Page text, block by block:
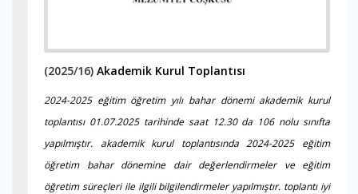
(2025/16) Akademik Kurul Toplantısı
2024-2025 eğitim öğretim yılı bahar dönemi akademik kurul
toplantısı 01.07.2025 tarihinde saat 12.30 da 106 nolu sınıfta
yapılmıştır. akademik kurul toplantısında 2024-2025 eğitim
öğretim bahar dönemine dair değerlendirmeler ve eğitim
öğretim süreçleri ile ilgili bilgilendirmeler yapılmıştır. toplantı iyi